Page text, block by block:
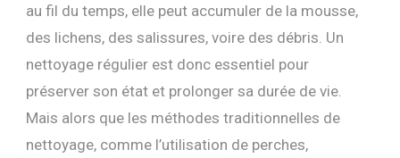
au fil du temps, elle peut accumuler de la mousse,
des lichens, des salissures, voire des débris. Un
nettoyage régulier est donc essentiel pour
préserver son état et prolonger sa durée de vie.
Mais alors que les méthodes traditionnelles de
nettoyage, comme l’utilisation de perches,